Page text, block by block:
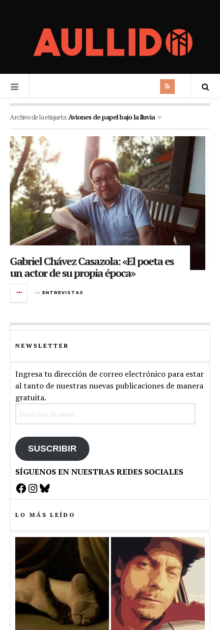
Archivo de la etiqueta:Aviones de papel bajo la lluvia
Gabriel Chávez Casazola: «El poeta es
un actor de su propia época»
en ENTREVISTAS
NEWSLETTER
Ingresa tu dirección de correo electrónico para estar
al tanto de nuestras nuevas publicaciones de manera
gratuita.
SUSCRIBIR
SÍGUENOS EN NUESTRAS REDES SOCIALES
Facebook
Instagram
Bluesky
LO MÁS LEÍDO